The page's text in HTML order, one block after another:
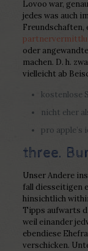
Lovoo war,
jedes was auch
Freundschaften,
oder
machen. D. h.
vielleicht ab
kostenlose
nicht eher
pro apple’s
three.
Unser Andere
fall diesseitigen
hinsichtlich
Tipps aufwarts
weil einander
ebendiese
verschicken.